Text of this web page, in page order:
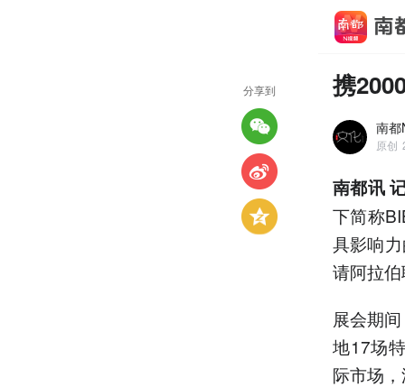
携
南都
原创
南都讯
下简称
具影响
请阿拉
展会期
地17场
际市场
分享到